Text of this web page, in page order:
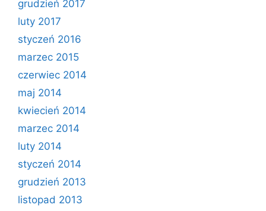
grudzień 2017
luty 2017
styczeń 2016
marzec 2015
czerwiec 2014
maj 2014
kwiecień 2014
marzec 2014
luty 2014
styczeń 2014
grudzień 2013
listopad 2013